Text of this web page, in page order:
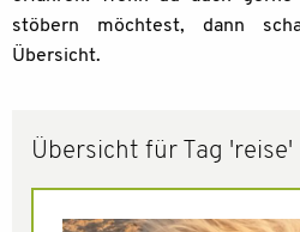
stöbern möchtest, dann
Übersicht.
Übersicht für Tag 'reise'